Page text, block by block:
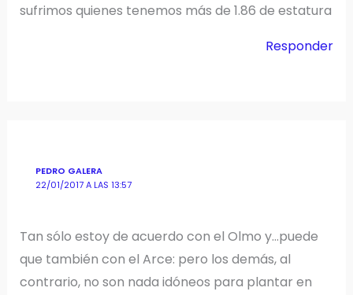
sufrimos quienes tenemos más de 1.86 de estatura
Responder
PEDRO GALERA
22/01/2017 A LAS 13:57
Tan sólo estoy de acuerdo con el Olmo y…puede
que también con el Arce: pero los demás, al
contrario, no son nada idóneos para plantar en